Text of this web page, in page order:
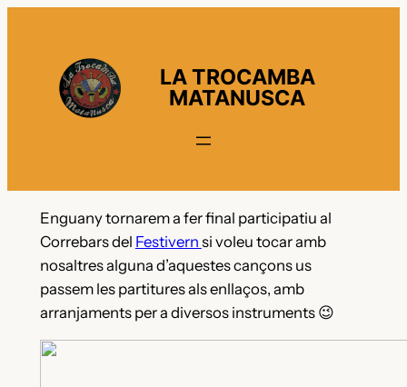
contingut
LA TROCAMBA
MATANUSCA
Enguany tornarem a fer final participatiu al
Correbars del Festivern si voleu tocar amb
nosaltres alguna d’aquestes cançons us
passem les partitures als enllaços, amb
arranjaments per a diversos instruments 😉